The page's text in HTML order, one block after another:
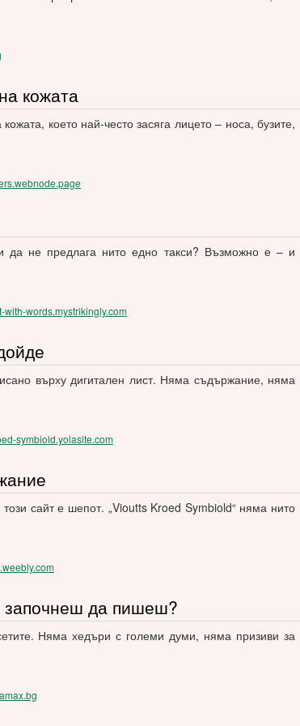
кожата
което най-често засяга лицето – носа, бузите,
да не предлага нито едно такси? Възможно е – и
with-words.mystrikingly.com
върху дигитален лист. Няма съдържание, няма
symbiold.yolasite.com
сайт е шепот. „Vioutts Kroed Symbiold“ няма нито
започнеш да пишеш?
Няма хедъри с големи думи, няма призиви за